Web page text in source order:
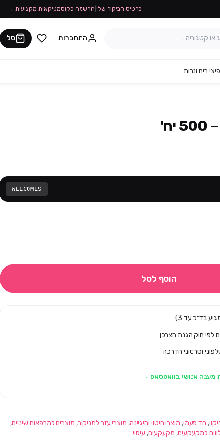
כרטיס הביקור שלי הרשמה כקוסמטיקאית מקצועית →
התחברות סל
ריח ונרות
WELCOMES
הוסף לסל
וסרטוני הדרכה
אנושי בוואטסאפ →
, חד פעמי, מוצרי חיטוי והיגיינה, מוצרי עזר למניקור, מוצרים למרפאות שיניים,
למקעקעים, מקעקעים, עיסוי